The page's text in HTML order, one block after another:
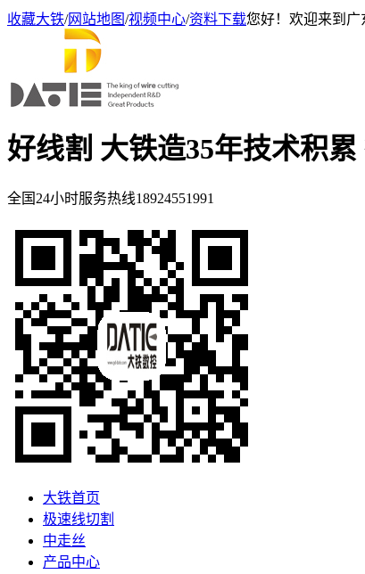
收藏大铁/网站地图/视频中心/资料下载您好！欢迎来到广
好线割 大铁造35年技术积
全国24小时服务热线18924551991
大铁首页
极速线切割
中走丝
产品中心